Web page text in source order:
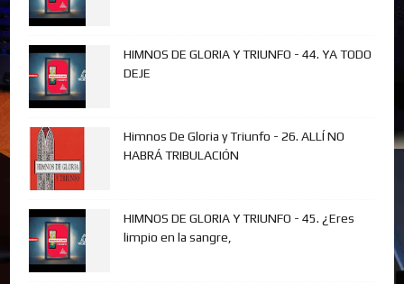
HIMNOS DE GLORIA Y TRIUNFO - 44. YA TODO
DEJE
Himnos De Gloria y Triunfo - 26. ALLÍ NO
HABRÁ TRIBULACIÓN
HIMNOS DE GLORIA Y TRIUNFO - 45. ¿Eres
limpio en la sangre,